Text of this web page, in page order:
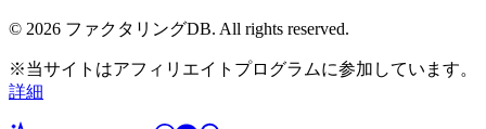
© 2026 ファクタリングDB. All rights reserved.
※当サイトはアフィリエイトプログラムに参加しています。
詳細